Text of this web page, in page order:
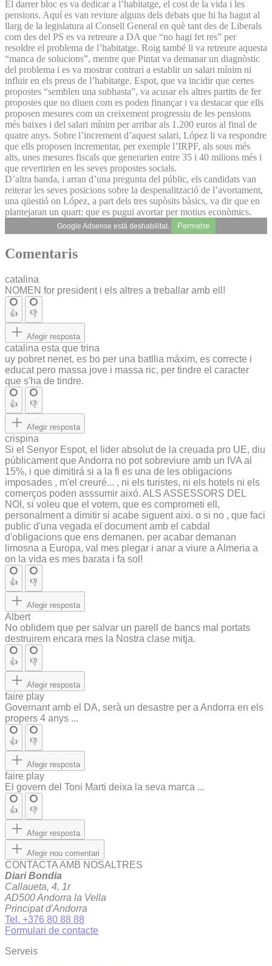
El darrer bloc es va dedicar a l’habitatge, el cost de la vida i les
pensions. Aquí es van reviure alguns dels debats que hi ha hagut al
llarg de la legislatura al Consell General en què tant des de Liberals
com des del PS es va retreure a DA que “no hagi fet res” per
resoldre el problema de l’habitatge. Roig també li va retreure aquesta
“manca de solucions”, mentre que Pintat va demanar un diagnòstic
del problema i es va mostrar contrari a establir un salari mínim ni
influir en els preus de l’habitatge. Espot, que va incidir que certes
propostes “semblen una subhasta”, va acusar els altres partits de fer
propostes que no diuen com es poden finançar i va destacar que ells
proposen mesures com un creixement progressiu de les pensions
més baixes i del salari mínim per arribar als 1.200 euros al final de
quatre anys. Sobre l’increment d’aquest salari, López li va respondre
que ells proposen incrementar, per exemple l’IRPF, als sous més
alts, unes mesures fiscals que generarien entre 35 i 40 milions més i
que revertirien en les seves propostes socials.
D’altra banda, i arran d’una pregunta del públic, els candidats van
reiterar les seves posicions sobre la despenalització de l’avortament,
una qüestió on López, a part dels tres supòsits bàsics, va dir que en
plantejaran un quart: que es pugui avortar per motius econòmics.
Google Adsense està deshabilitat. Permetre
Comentaris
catalina
NOMEN for president i els altres a treballar amb ell!
👍 👎
Afegir resposta
catalina esta que trina
uy pobret nenet, es bo per una batllia máxim, es correcte i
educat pero massa jove i massa ric, per tindre el caracter
que s'ha de tindre.
👍 👎
Afegir resposta
crispina
Si el Senyor Espot, el lider absolut de la creuada pro UE, diu
públicament que Andorra no pot sobreviure amb un IVA al
15%, i que dimitirá si a la fi es una de les obligacions
imposades , m'el creuré... , ni els turistes, ni els hotels ni els
comerços poden asssumir aixó. ALS ASSESSORS DEL
NOI, si voleu que el votem, que es comprometi ell,
personalment a dimitir si acabe siguent aixi. o si no , que faci
public d'una vegada el document amb el cabdal
d'obligacions que ens demanen. per acabar demanan
limosna a Europa, val mes plegar i anar a viure a Almeria a
on la vida es mes barata i fa sol!
👍 👎
Afegir resposta
Albert
No oblidem que per salvar un parell de bancs mal portats
destruirem encara mes la Nostra clase mitja.
👍 👎
Afegir resposta
faire play
Governant amb el DA, serà un desastre per a Andorra en els
propers 4 anys ...
👍 👎
Afegir resposta
faire play
El govern del Toni Marti deixa la seva marca ...
👍 👎
Afegir resposta
Afegir nou comentari
CONTACTA AMB NOSALTRES
Diari Bondia
Callaueta, 4, 1r
AD500 Andorra la Vella
Principat d'Andorra
Tel. +376 80 88 88
Formulari de contacte
Serveis